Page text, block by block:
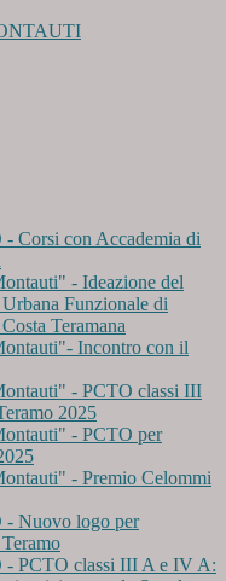
Corsi con Accademia di
- Ideazione del
Funzionale di
Teramana
Incontro con il
- PCTO classi III
2025
- PCTO per
- Premio Celommi
Nuovo logo per
PCTO classi III A e IV A: